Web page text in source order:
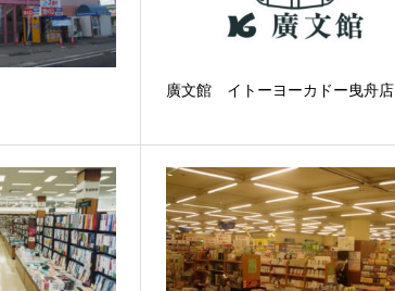
廣文館 イトーヨーカドー曳舟店